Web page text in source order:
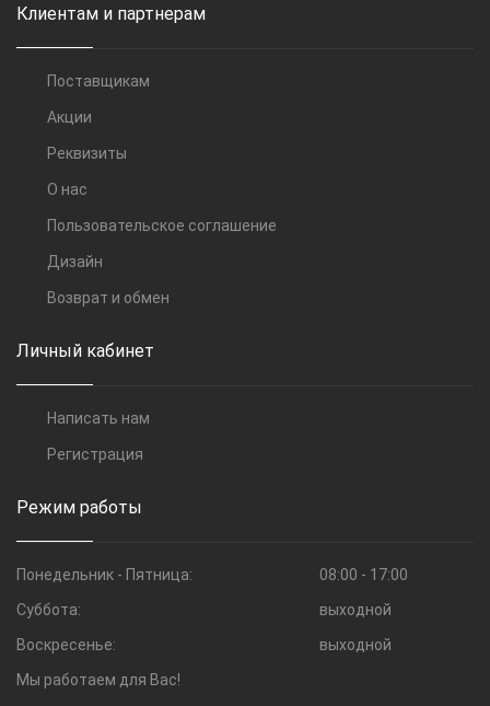
Клиентам и партнерам
Поставщикам
Акции
Реквизиты
О нас
Пользовательское соглашение
Дизайн
Возврат и обмен
Личный кабинет
Написать нам
Регистрация
Режим работы
Понедельник - Пятница:
08:00 - 17:00
Суббота:
выходной
Воскресенье:
выходной
Мы работаем для Вас!